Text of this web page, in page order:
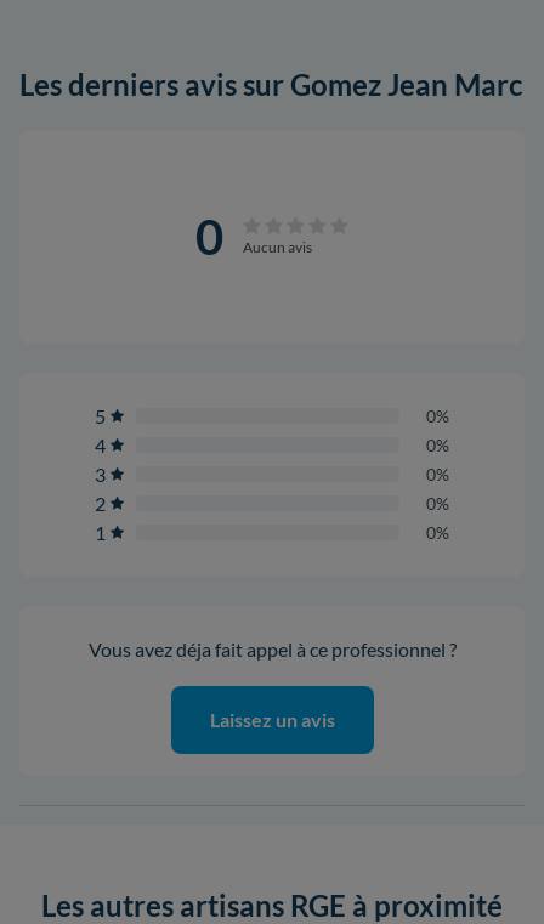
Les derniers avis sur Gomez Jean Marc
0 Aucun avis
5 0%
4 0%
3 0%
2 0%
1 0%
Vous avez déja fait appel à ce professionnel ?
Laissez un avis
Les autres artisans RGE à proximité